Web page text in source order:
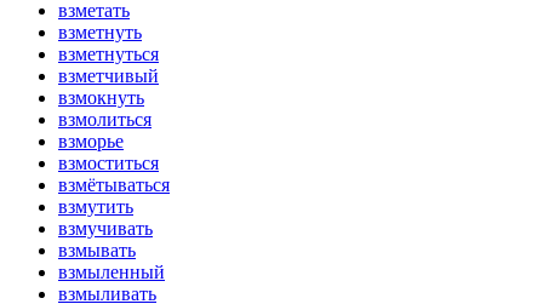
взметать
взметнуть
взметнуться
взметчивый
взмокнуть
взмолиться
взморье
взмоститься
взмётываться
взмутить
взмучивать
взмывать
взмыленный
взмыливать